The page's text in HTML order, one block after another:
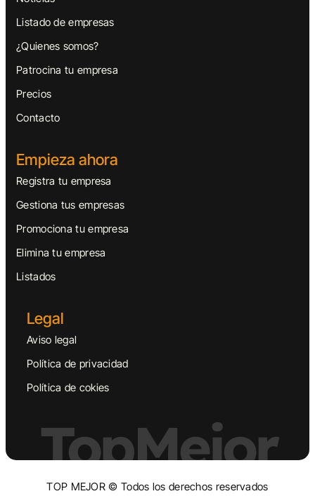
Listado de empresas
¿Quienes somos?
Patrocina tu empresa
Precios
Contacto
Empieza ahora
Registra tu empresa
Gestiona tus empresas
Promociona tu empresa
Elimina tu empresa
Listados
Legal
Aviso legal
Política de privacidad
Política de cokies
TopMejor
TOP MEJOR © Todos los derechos reservados